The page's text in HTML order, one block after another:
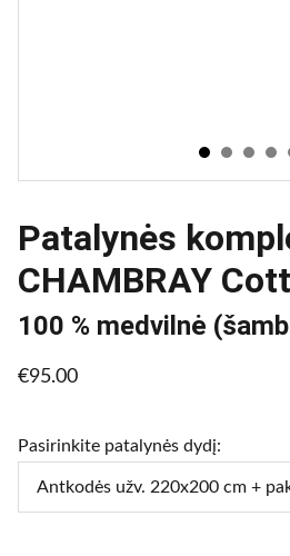
Patalynės
CHAMBRAY
100 % medvilnė
€95.00
Pasirinkite patalynės dydį: